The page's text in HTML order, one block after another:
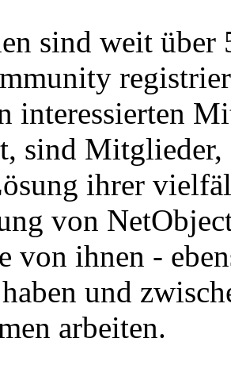
sind weit über
interessierten
sind Mitglieder,
ihrer
von
von ihnen -
und
arbeiten.